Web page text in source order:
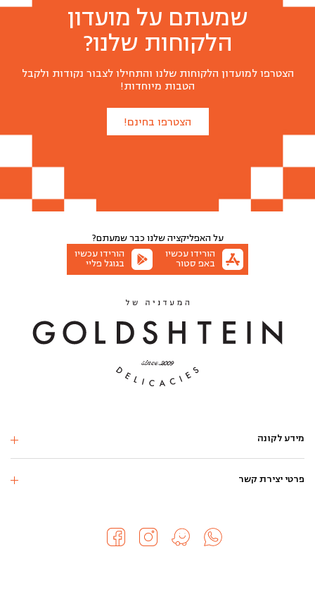
שמעתם על מועדון
הלקוחות שלנו?
הצטרפו למועדון הלקוחות שלנו והתחילו לצבור נקודות ולקבל
הטבות מיוחדות!
הצטרפו בחינם!
על האפליקציה שלנו כבר שמעתם?
הורידו עכשיו
באפ סטור
הורידו עכשיו
בגוגל פליי
מידע לקונה
פרטי יצירת קשר